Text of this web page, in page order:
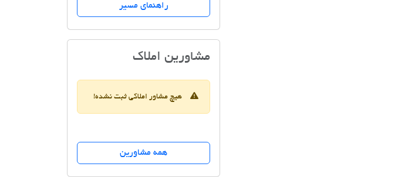
راهنمای مسیر
مشاورین املاکمشاور املاک سید عیسی
هیچ مشاور املاکی ثبت نشده!
همه مشاورین